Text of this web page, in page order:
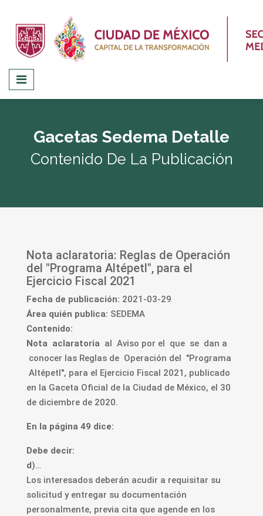
Gacetas Sedema Detalle
Contenido De La Publicación
Nota aclaratoria: Reglas de Operación
del "Programa Altépetl", para el
Ejercicio Fiscal 2021
Fecha de publicación: 2021-03-29
Área quién publica: SEDEMA
Contenido:
Nota aclaratoria al Aviso por el que se dan a
conocer las Reglas de Operación del "Programa
Altépetl", para el Ejercicio Fiscal 2021, publicado
en la Gaceta Oficial de la Ciudad de México, el 30
de diciembre de 2020.
En la página 49 dice:
Debe decir:
d )…
Los interesados deberán acudir a requisitar su
solicitud y entregar su documentación
personalmente, previa cita que agende en los